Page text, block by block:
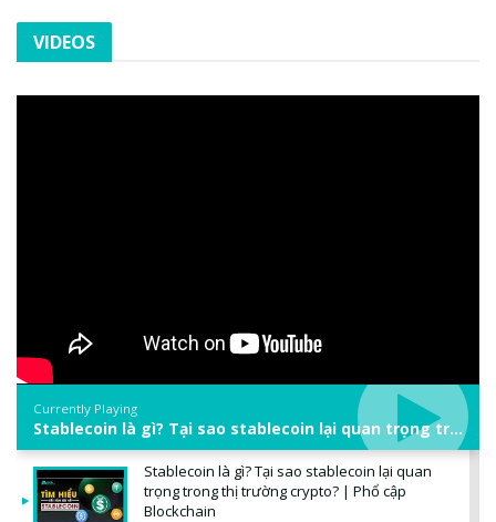
VIDEOS
Currently Playing
Stablecoin là gì? Tại sao stablecoin lại quan trọng trong thị trường crypto? | Phổ cập Blockchain
Stablecoin là gì? Tại sao stablecoin lại quan
trọng trong thị trường crypto? | Phổ cập
Blockchain